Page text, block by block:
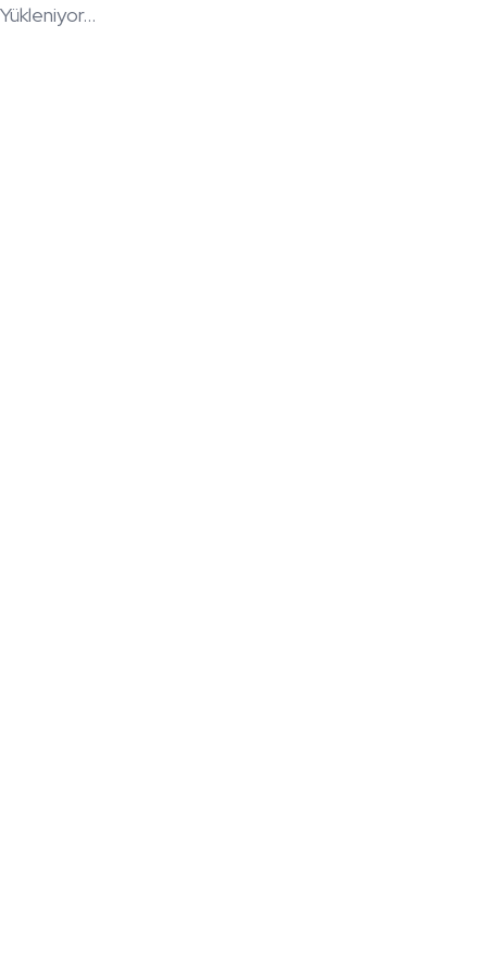
Yükleniyor...